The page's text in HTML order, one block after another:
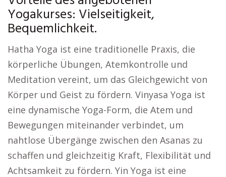
Yogakurses: Vielseitigkeit,
Bequemlichkeit.
Hatha Yoga ist eine traditionelle Praxis, die
körperliche Übungen, Atemkontrolle und
Meditation vereint, um das Gleichgewicht von
Körper und Geist zu fördern. Vinyasa Yoga ist
eine dynamische Yoga-Form, die Atem und
Bewegungen miteinander verbindet, um
nahtlose Übergänge zwischen den Asanas zu
schaffen und gleichzeitig Kraft, Flexibilität und
Achtsamkeit zu fördern. Yin Yoga ist eine